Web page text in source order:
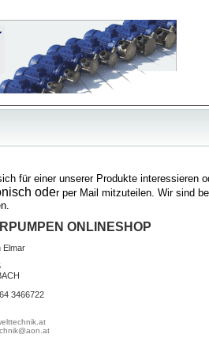
für einer unserer Produkte interessieren
oder per Mail mitzuteilen. Wir sind
ONLINESHOP
Elmar
3466722